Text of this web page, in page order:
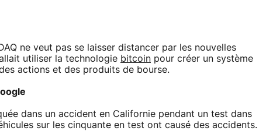
ne veut pas se laisser distancer par les nouvelles
utiliser la technologie bitcoin pour créer un système
actions et des produits de bourse.
dans un accident en Californie pendant un test dans
sur les cinquante en test ont causé des accidents.